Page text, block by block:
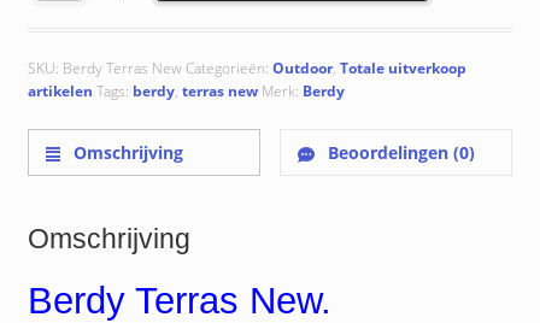
SKU: Berdy Terras NewCategorieën: Outdoor, Totale uitverkoop
artikelen Tags: berdy, terras new Merk: Berdy
Omschrijving Beoordelingen (0)
Omschrijving
Berdy Terras New.